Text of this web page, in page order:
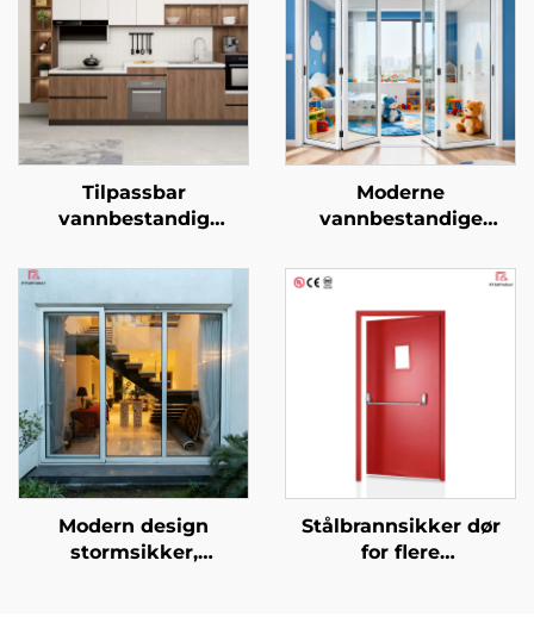
Tilpassbar
vannbestandig
modern stil, fullt
aluminiumskjøkken
med garderobesett
Moderne
vannbestandige
altandør i aluminium,
sammenleggbare
dørpartisjoner,
trekkdørssystem i
glass for altan
Modern design
stormsikker,
Stålbrannsikker dør
for flere